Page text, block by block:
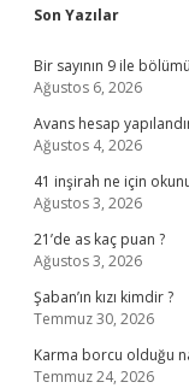
Sidebar
Son Yazılar
Bir sayının 9 ile
Ağustos 6, 2026
Avans hesap
Ağustos 4, 2026
41 inşirah ne için
Ağustos 3, 2026
21’de as kaç puan ?
Ağustos 3, 2026
Şaban’ın kızı kimdir ?
Temmuz 30, 2026
Karma borcu olduğu
Temmuz 24, 2026